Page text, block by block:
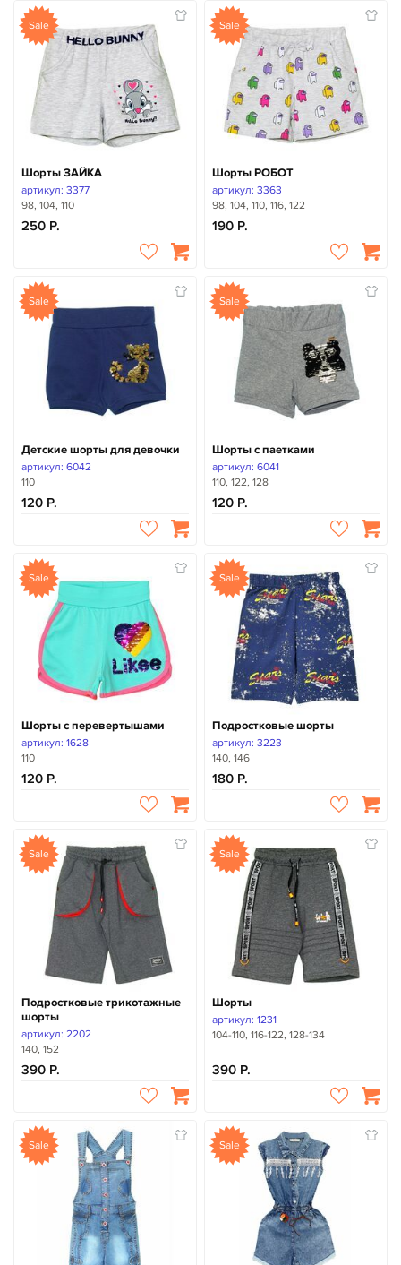
Sale
Шорты ЗАЙКА
артикул: 3377
98, 104, 110
250
Sale
Шорты РОБОТ
артикул: 3363
98, 104, 110, 116, 122
190
Sale
Детские шорты для девочки
артикул: 6042
110
120
Sale
Шорты с паетками
артикул: 6041
110, 122, 128
120
Sale
Шорты с перевертышами
артикул: 1628
110
120
Sale
Подростковые шорты
артикул: 3223
140, 146
180
Sale
Подростковые трикотажные
шорты
артикул: 2202
140, 152
390
Sale
Шорты
артикул: 1231
104-110, 116-122, 128-134
390
Sale Sale